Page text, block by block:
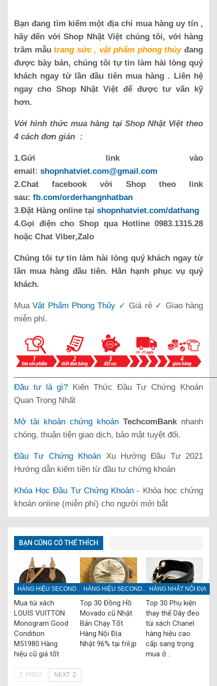
Bạn đang tìm kiếm một địa chỉ mua hàng uy tín ,
hãy đến với Shop Nhật Việt chúng tôi, với hàng
trăm mẫutrang sức , vật phẩm phong thủyđang
được bày bán, chúng tôi tự tin làm hài lòng quý
khách ngay từ lần đầu tiên mua hàng . Liên hệ
ngay cho Shop Nhật Việt để được tư vấn kỹ
hơn.
Với hình thức mua hàng tại Shop Nhật Việt theo
4 cách đơn giản :
1.Gửi link vào
email: shopnhatviet.com@gmail.com
2.Chat facebook với Shop theo link
sau: fb.com/orderhangnhatban
3.Đặt Hàng online tại shopnhatviet.com/dathang
4.Gọi điện cho Shop qua Hotline 0983.1315.28
hoặc Chat Viber,Zalo
Chúng tôi tự tin làm hài lòng quý khách ngay từ
lần mua hàng đầu tiên. Hân hạnh phục vụ quý
khách.
MuaVật Phẩm Phong Thủy ✓ Giá rẻ ✓ Giao hàng
miễn phí.
Đầu tư là gì? Kiến Thức Đầu Tư Chứng Khoán
Quan Trọng Nhất
Mở tài khoản chứng khoán TechcomBank nhanh
chóng, thuận tiện giao dịch, bảo mật tuyệt đối.
Đầu Tư Chứng Khoán Xu Hướng Đầu Tư 2021
Hướng dẫn kiếm tiền từ đầu tư chứng khoán
Khóa Học Đầu Tư Chứng Khoán - Khóa học chứng
khoán online (miễn phí) cho người mới bắt
BẠN CŨNG CÓ THỂ THÍCH
HÀNG HIỆU SECONDHAND
Mua túi xách
LOUIS VUITTON
Monogram Good
Condition
M51980 Hàng
hiệu cũ giá tốt
HÀNG HIỆU SECONDHAND
Top 30 Đồng Hồ
Movado cũ Nhật
Bản Chạy Tốt
Hàng Nội Địa
Nhật 96% tại fril.jp
HÀNG NHẬT NỘI ĐỊA
Top 30 Phụ kiện
thay thế Dây đeo
túi xách Chanel
hàng hiệu cao
cấp sang trọng
mua ở…
PREV NEXT